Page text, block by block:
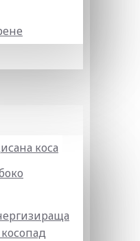
коса